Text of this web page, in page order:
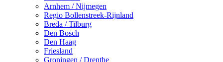
Arnhem / Nijmegen
Regio Bollenstreek-Rijnland
Breda / Tilburg
Den Bosch
Den Haag
Friesland
Groningen / Drenthe